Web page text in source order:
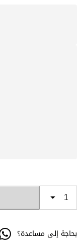
بحاجة إلى مساعدة؟